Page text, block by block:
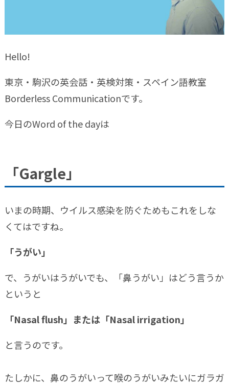
Hello!
東京・駒沢の英会話・英検対策・スペイン語教室
Borderless Communicationです。
今日のWord of the dayは
「Gargle」
いまの時期、ウイルス感染を防ぐためもこれをしな
くてはですね。
「うがい」
で、うがいはうがいでも、「鼻うがい」はどう言うか
というと
「Nasal flush」または「Nasal irrigation」
と言うのです。
たしかに、鼻のうがいって喉のうがいみたいにガラガ